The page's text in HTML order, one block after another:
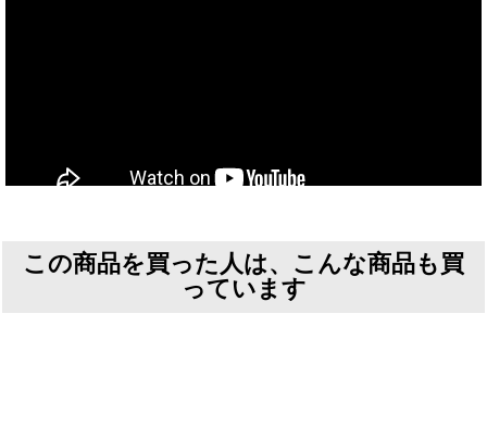
この商品を買った人は、こんな商品も買
っています